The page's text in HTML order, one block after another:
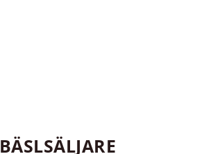
BÄSLSÄLJARE